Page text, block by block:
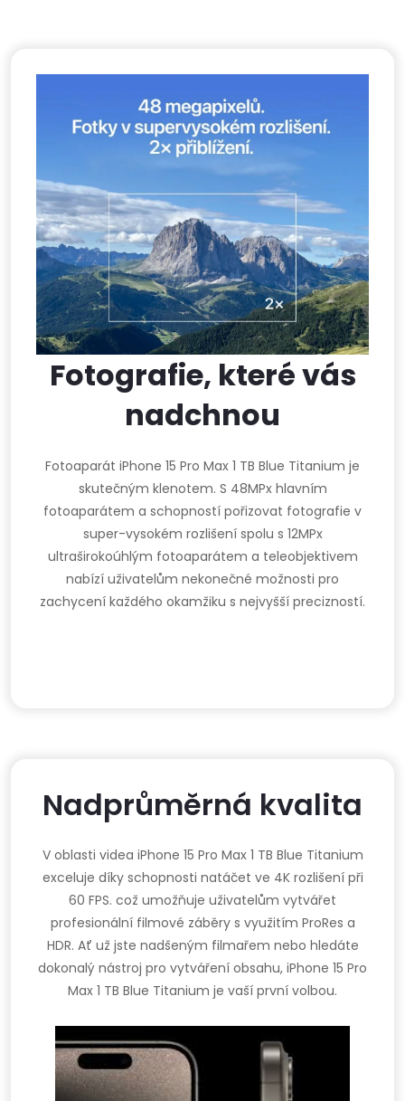
Fotografie, které vás
nadchnou
Fotoaparát iPhone 15 Pro Max 1 TB Blue Titanium je
skutečným klenotem. S 48MPx hlavním
fotoaparátem a schopností pořizovat fotografie v
super-vysokém rozlišení spolu s 12MPx
ultraširokoúhlým fotoaparátem a teleobjektivem
nabízí uživatelům nekonečné možnosti pro
zachycení každého okamžiku s nejvyšší precizností.
Nadprůměrná kvalita
V oblasti videa iPhone 15 Pro Max 1 TB Blue Titanium
exceluje díky schopnosti natáčet ve 4K rozlišení při
60 FPS. což umožňuje uživatelům vytvářet
profesionální filmové záběry s využitím ProRes a
HDR. Ať už jste nadšeným filmařem nebo hledáte
dokonalý nástroj pro vytváření obsahu, iPhone 15 Pro
Max 1 TB Blue Titanium je vaší první volbou.